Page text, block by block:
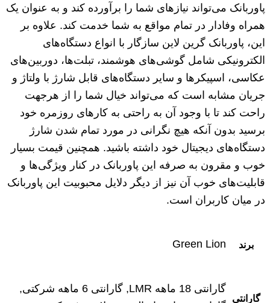
پاوربانک می‌تواند نیازهای شما را برآورده کند و به عنوان یک
همراه وفادار در تمام مواقع به شما خدمت کند. علاوه بر
این، پاوربانک گرین لاین سازگار با انواع دستگاه‌های
الکترونیکی شامل گوشی‌های هوشمند، تبلت‌ها، دوربین‌های
عکاسی، اسپیکرها و سایر دستگاه‌های قابل شارژ با ولتاژ و
جریان مشابه است که می‌تواند خیال شما را از هرجهت
راحت کند تا با وجود آن به راحتی به کارهای روزمره خود
برسید بدون آنکه هیچ نگرانی در مورد تمام شدن شارژ
دستگاه‌های دیجیتال خود داشته باشید. همچنین قیمت بسیار
خوب و مقرون به صرفه این پاوربانک در کنار ویژگی‌ها و
قابلیت‌های خوب آن نیز از دیگر دلایل محبوبیت این پاوربانک
در میان کاربران است.
برند Green Lion
گارانتی
گارانتی 18 ماهه LMR, گارانتی 6 ماهه شرکتی,